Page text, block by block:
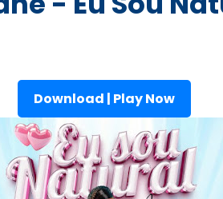
Download | Play Now